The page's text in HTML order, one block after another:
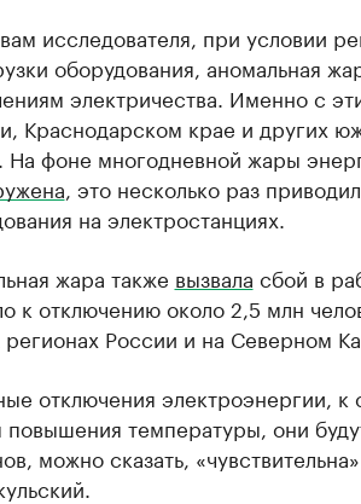
исследователя, при условии
оборудования, аномальная
электричества. Именно с
Краснодарском крае и других
На фоне многодневной жары
, это несколько раз
на электростанциях.
жара также вызвала сбой в
к отключению около 2,5 млн
России и на Северном
отключения электроэнергии, к
повышения температуры, они
можно сказать,